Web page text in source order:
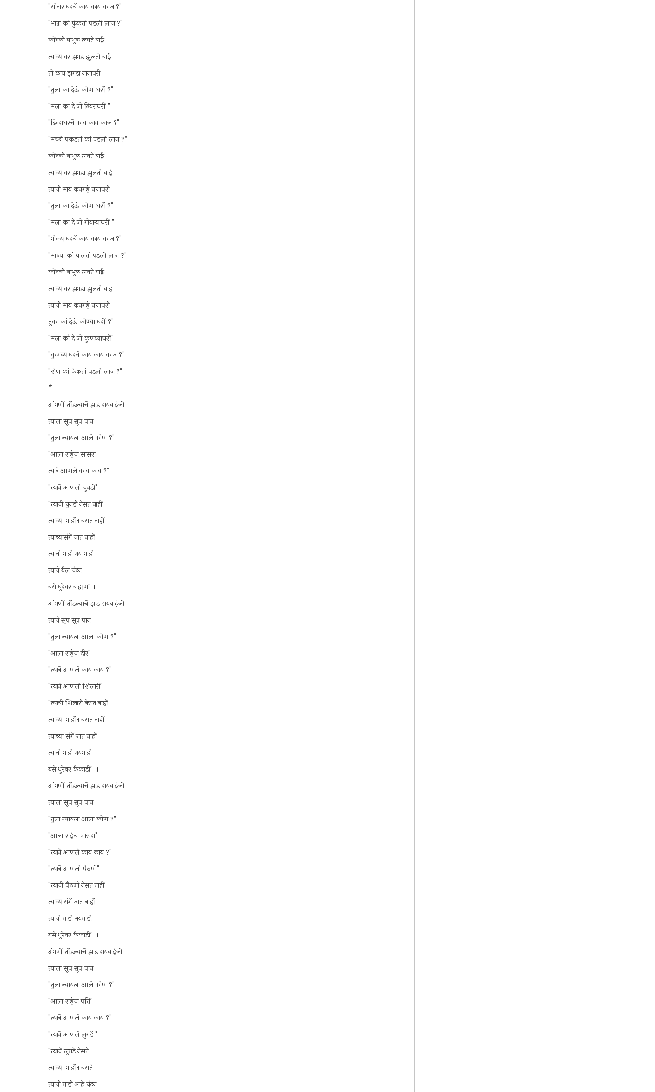
"सोनाराघरचें काय काय काज ?"
"भाता कां फुंकतां पडली लाज ?"
कोंवळी बाभुळ लवते बाई
त्याच्यावर झगड झुलतो बाई
तो काय झगडा नानापरी
"तुला का देऊं कोणा घरीं ?"
"मला का दे जो ढिवराघरीं "
"ढिवराघरचें काय काय काज ?"
"मच्छी पकडतां कां पडली लाज ?"
कोंवळी बाभुळ लवते बाई
त्याच्यावर झगडा झुलतो बाई
त्याची माय कनगई नानापरी
"तुला का देऊं कोणा घरीं ?"
"मला का दे जो गोवार्‍याघरीं "
"गोवर्‍याघरचें काय काय काज ?"
"माठया कां घालतां पडली लाज ?"
कोंवळी बाभुळ लवते बाई
त्याच्यावर झगडा झुलतो बाइ
त्याची माय कनगई नानापरी
तुका कां देऊं कोण्या घरीं ?"
"मला कां दे जो कुणब्याघरीं"
"कुणब्याघरचें काय काय काज ?"
"शेण कां फेकतां पडली लाज ?"
*
आंगणीं तोंडल्याचें झाड रायबाईजी
त्याला सूप सूप पान
"तुला न्यायला आले कोण ?"
"आला राईचा सासरा
त्यानें आणलें काय काय ?"
"त्यानें आणली चुनडी"
"त्याची चुनडी नेसत नाहीं
त्याच्या गाडींत बसत नाहीं
त्याच्यासंगें जात नाहीं
त्याची गाडी मय गाडी
त्याचे बैल चंदन
बसे धुरेवर बाह्मण" ॥
आंगणीं तोंडल्याचें झाड रायबाईजी
त्याचें सूप सूप पान
"तुला न्यायला आला कोण ?"
"आला राईचा दीर"
"त्यानें आणलें काय काय ?"
"त्यानें आणली शिलारी"
"त्याची शिलारी नेसत नाहीं
त्याच्या गाडींत बसत नाहीं
त्याच्या संगें जात नाहीं
त्याची गाडी मयगाडी
बसे धुरेवर कैकाडी" ॥
आंगणीं तोंडल्याचें झाड रायबाईजी
त्याला सूप सूप पान
"तुला न्यायला आला कोण ?"
"आला राईचा भासरा"
"त्यानें आणलें काय काय ?"
"त्यानें आणली पैठणी"
"त्याची पैठणी नेसत नाहीं
त्याच्यासंगें जात नाहीं
त्याची गाडी मयगाडी
बसे धुरेवर कैकाडी" ॥
अंगणीं तोंडल्याचें झाड रायबाईजी
त्याला सूप सूप पान
"तुला न्यायला आले कोण ?"
"आला राईचा पति"
"त्यानें आणलें काय काय ?"
"त्यानें आणलें लुगडें "
"त्याचें लुगडें नेसते
त्याच्या गाडींत बसते
त्याची गाडी आहे चंदन